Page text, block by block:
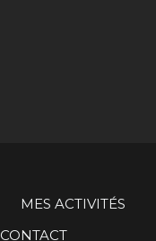
MES ACTIVITÉS
CONTACT